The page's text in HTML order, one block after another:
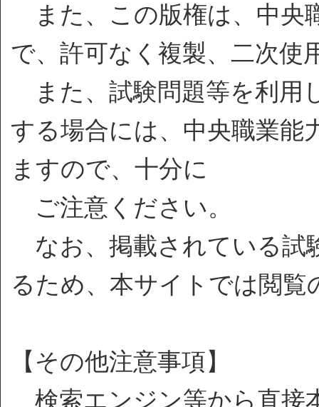
また、この版権は、中央
で、許可なく複製、二次使
また、試験問題等を利用
する場合には、中央職業能
ますので、十分に
ご注意ください。
なお、掲載されている試
るため、本サイトでは閲
【その他注意事項】
検索エンジン等から直接